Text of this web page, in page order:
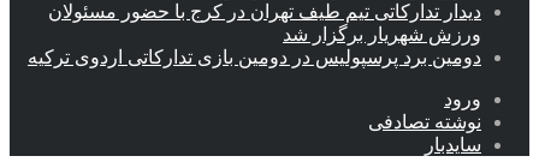
دیدار تدارکاتی تیم طیف تهران در کرج با حضور مسئولان
ورزش شهریار برگزار شد
دومین برد پرسپولیس در دومین بازی تدارکاتی اردوی ترکیه
ورود
نوشته تصادفی
سایدبار